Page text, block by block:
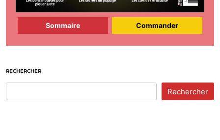
Sommaire Commander
RECHERCHER
Rechercher